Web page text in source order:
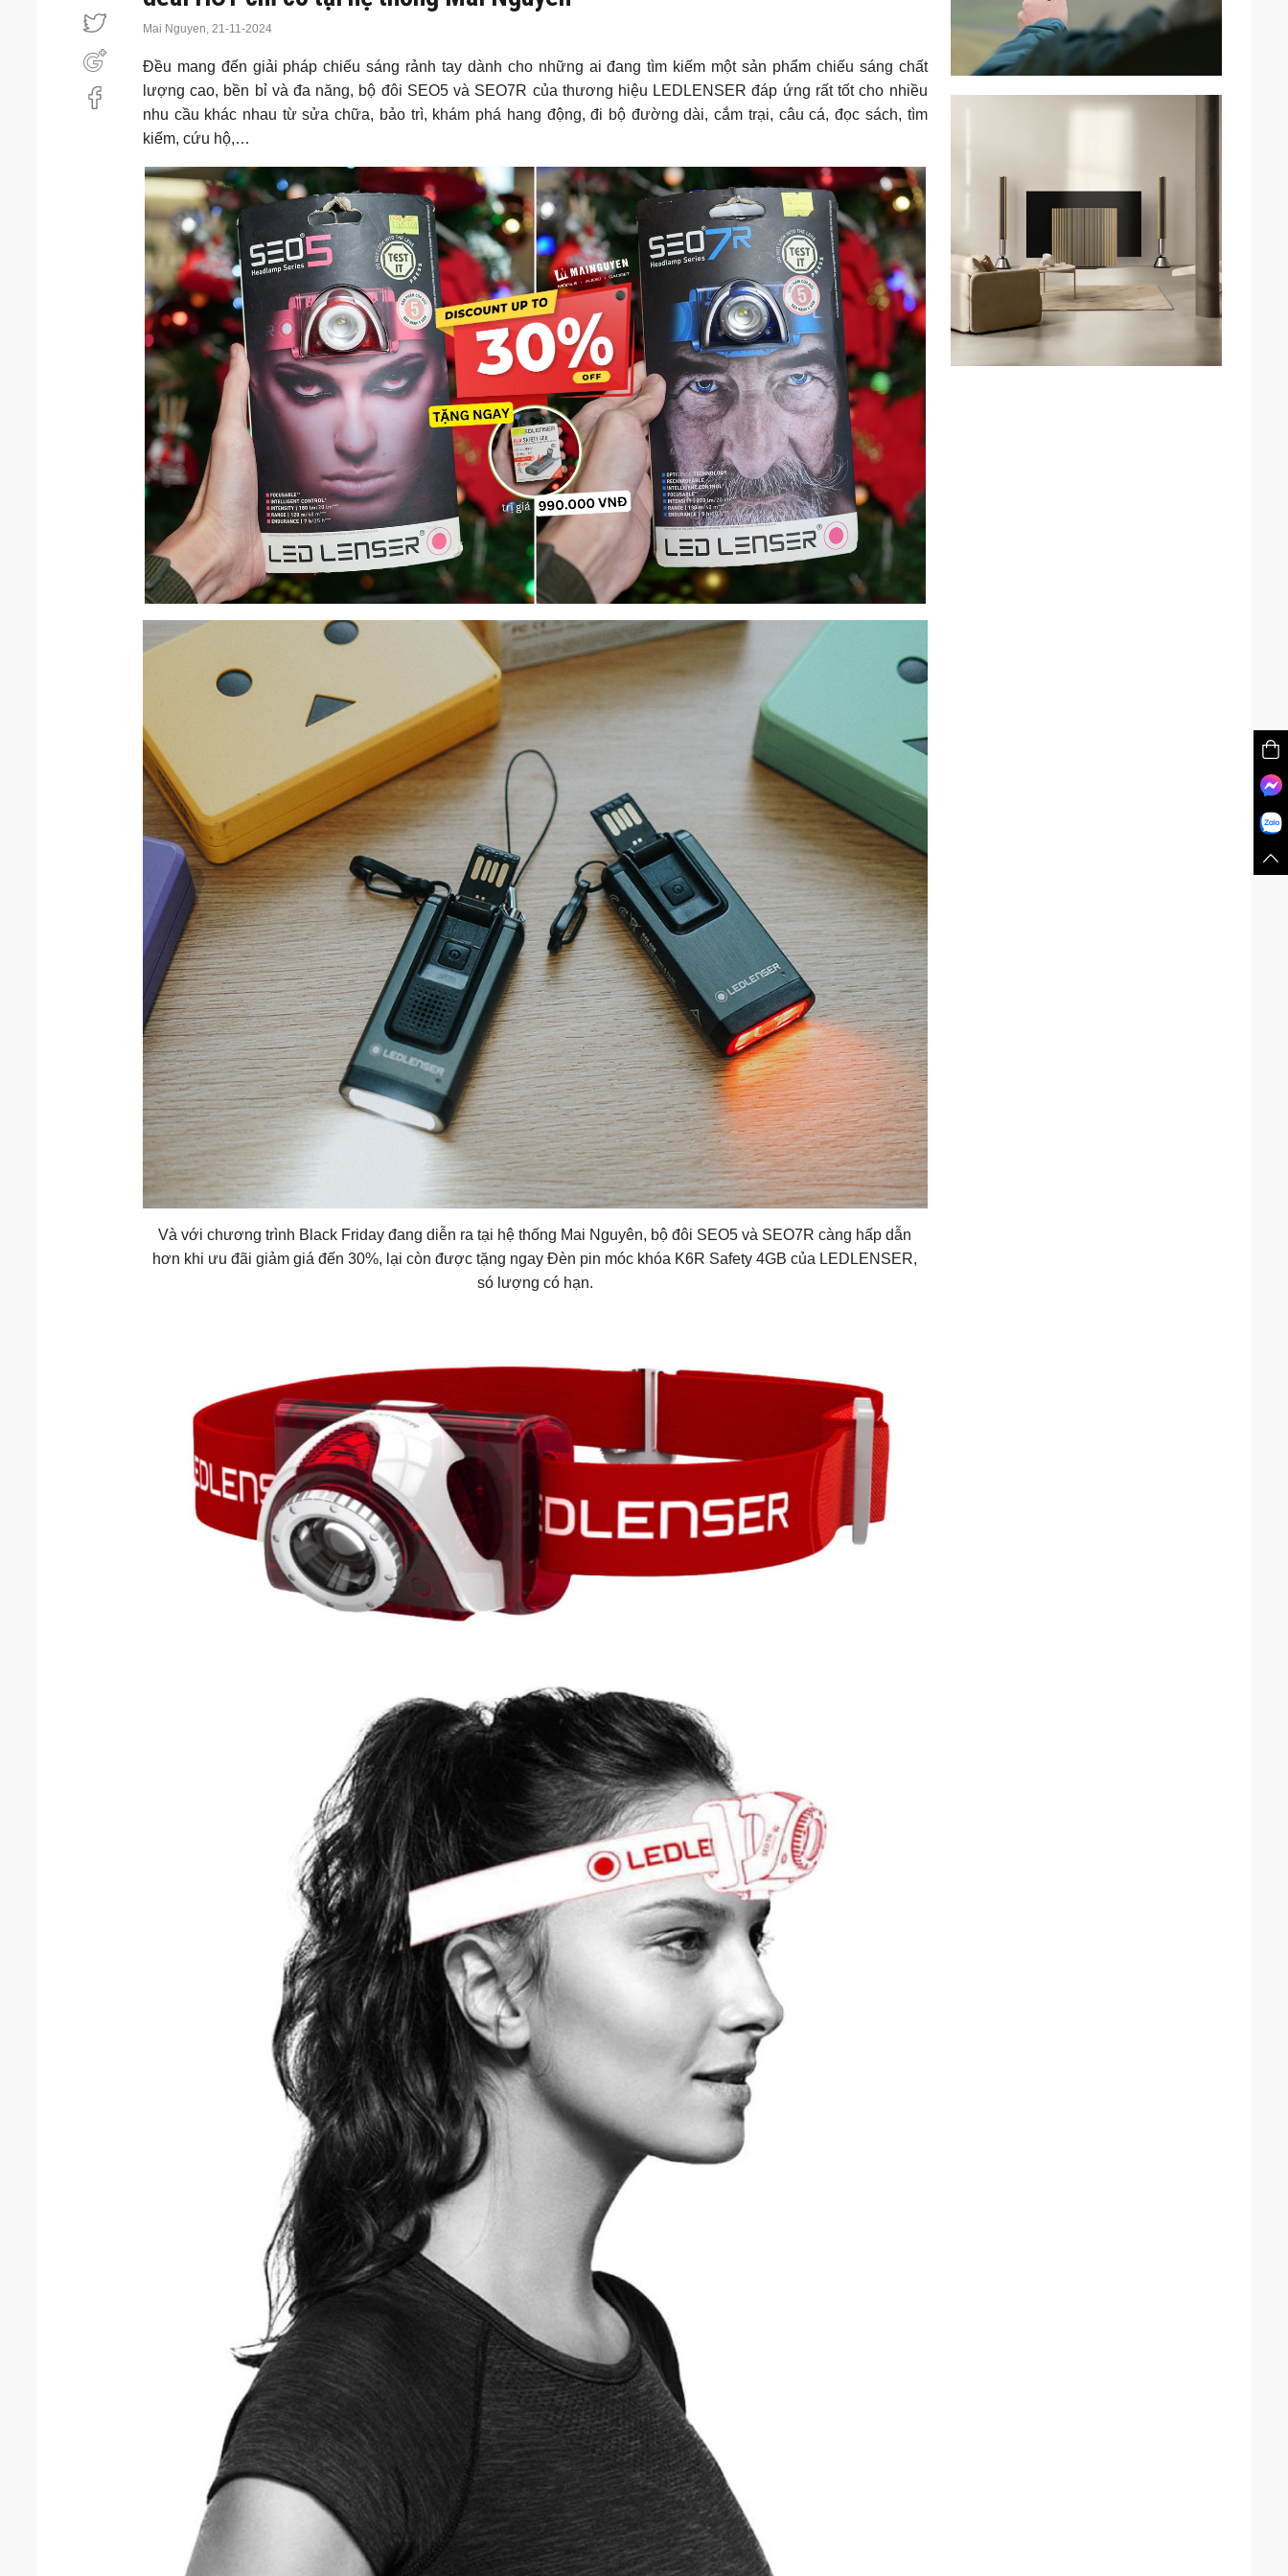
Mai Nguyen, 21-11-2024
Đều mang đến giải pháp chiếu sáng rảnh tay dành cho những ai đang tìm kiếm một sản phẩm chiếu sáng chất
lượng cao, bền bỉ và đa năng, bộ đôi SEO5 và SEO7R của thương hiệu LEDLENSER đáp ứng rất tốt cho nhiều
nhu cầu khác nhau từ sửa chữa, bảo trì, khám phá hang động, đi bộ đường dài, cắm trại, câu cá, đọc sách, tìm
kiếm, cứu hộ,…
Và với chương trình Black Friday đang diễn ra tại hệ thống Mai Nguyên, bộ đôi SEO5 và SEO7R càng hấp dẫn
hơn khi ưu đãi giảm giá đến 30%, lại còn được tặng ngay Đèn pin móc khóa K6R Safety 4GB của LEDLENSER,
só lượng có hạn.